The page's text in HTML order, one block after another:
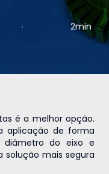
∙ 2min
é a melhor opção.
aplicação de forma
diâmetro do eixo e
solução mais segura